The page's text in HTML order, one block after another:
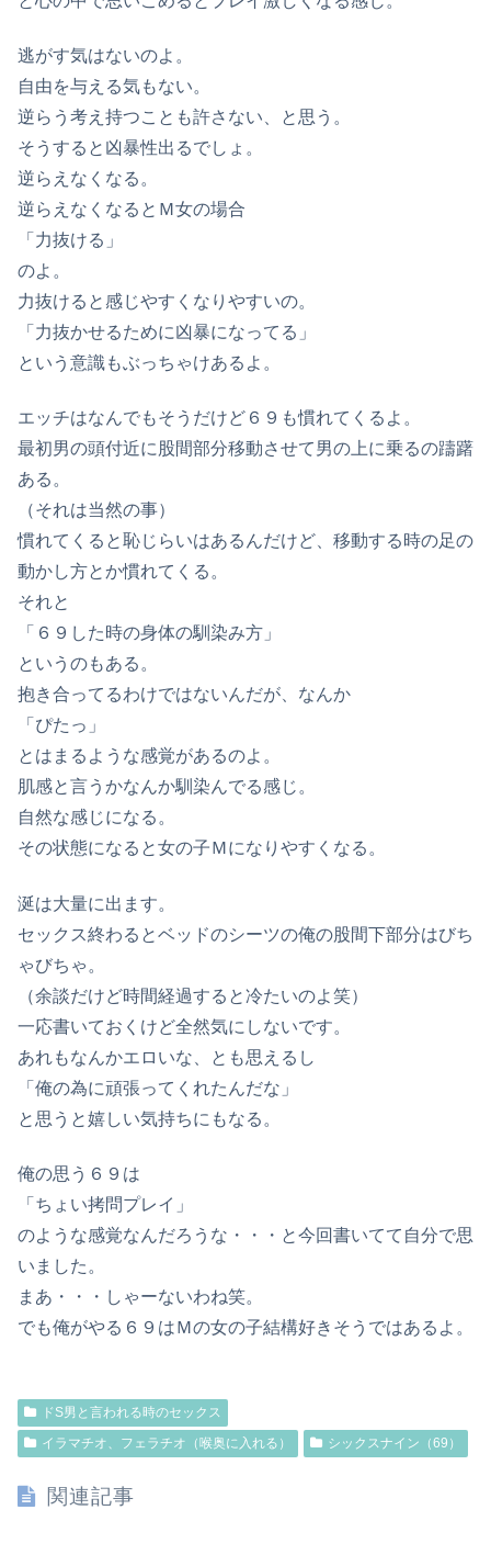
逃がす気はないのよ。
自由を与える気もない。
逆らう考え持つことも許さない、と思う。
そうすると凶暴性出るでしょ。
逆らえなくなる。
逆らえなくなるとＭ女の場合
「力抜ける」
のよ。
力抜けると感じやすくなりやすいの。
「力抜かせるために凶暴になってる」
という意識もぶっちゃけあるよ。
エッチはなんでもそうだけど６９も慣れてくるよ。
最初男の頭付近に股間部分移動させて男の上に乗るの躊躇
ある。
（それは当然の事）
慣れてくると恥じらいはあるんだけど、移動する時の足の
動かし方とか慣れてくる。
それと
「６９した時の身体の馴染み方」
というのもある。
抱き合ってるわけではないんだが、なんか
「ぴたっ」
とはまるような感覚があるのよ。
肌感と言うかなんか馴染んでる感じ。
自然な感じになる。
その状態になると女の子Ｍになりやすくなる。
涎は大量に出ます。
セックス終わるとベッドのシーツの俺の股間下部分はびち
ゃびちゃ。
（余談だけど時間経過すると冷たいのよ笑）
一応書いておくけど全然気にしないです。
あれもなんかエロいな、とも思えるし
「俺の為に頑張ってくれたんだな」
と思うと嬉しい気持ちにもなる。
俺の思う６９は
「ちょい拷問プレイ」
のような感覚なんだろうな・・・と今回書いてて自分で思
いました。
まあ・・・しゃーないわね笑。
でも俺がやる６９はＭの女の子結構好きそうではあるよ。
ドS男と言われる時のセックス
イラマチオ、フェラチオ（喉奥に入れる）
シックスナイン（69）
関連記事